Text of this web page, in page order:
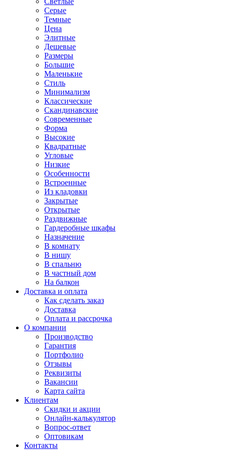
Серые
Темные
Цена
Элитные
Дешевые
Размеры
Большие
Маленькие
Стиль
Минимализм
Классические
Скандинавские
Современные
Форма
Высокие
Квадратные
Угловые
Низкие
Особенности
Встроенные
Из кладовки
Закрытые
Открытые
Раздвижные
Гардеробные шкафы
Назначение
В комнату
В нишу
В спальню
В частный дом
На балкон
Доставка и оплата
Как сделать заказ
Доставка
Оплата и рассрочка
О компании
Производство
Гарантия
Портфолио
Отзывы
Реквизиты
Вакансии
Карта сайта
Клиентам
Скидки и акции
Онлайн-калькулятор
Вопрос-ответ
Оптовикам
Контакты